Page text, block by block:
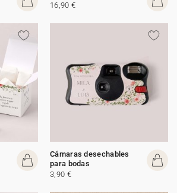
16,90 €
Cámaras desechables
para bodas
3,90 €